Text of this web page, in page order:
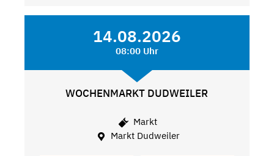
14.08.2026
08:00 Uhr
WOCHENMARKT DUDWEILER
Markt
Markt Dudweiler